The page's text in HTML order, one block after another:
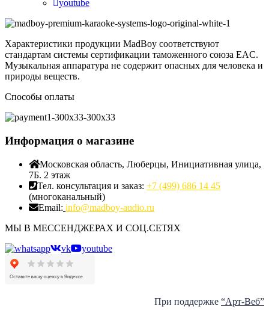
youtube
Характеристики продукции MadBoy соответствуют
стандартам системы сертификации таможенного союза EAC.
Музыкальная аппаратура не содержит опасных для человека и
природы веществ.
Способы оплаты
Информация о магазине
Московская область, Люберцы, Инициативная улица,
7Б. 2 этаж
Тел. консультация и заказ: +7 (499) 686 14 45
(многоканальный)
Email: info@madboy-audio.ru
МЫ В МЕССЕНДЖЕРАХ И СОЦ.СЕТЯХ
vk
youtube
При поддержке “Арт-Веб”